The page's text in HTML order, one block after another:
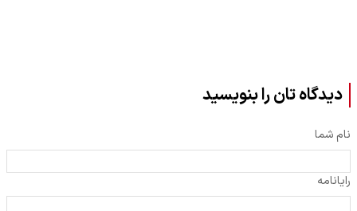
دیدگاه تان را بنویسید
نام شما
رایانامه